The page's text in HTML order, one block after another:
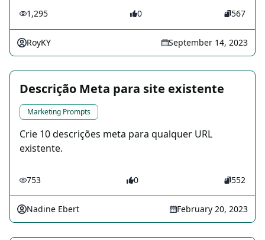
1,295 0 567
RoyKY September 14, 2023
Descrição Meta para site existente
Marketing Prompts
Crie 10 descrições meta para qualquer URL
existente.
753 0 552
Nadine Ebert February 20, 2023